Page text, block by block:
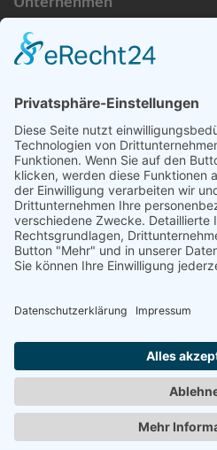
Datenschutzerklärung
Impressum
Newsletteranmeldung
TERMS PRIVACY